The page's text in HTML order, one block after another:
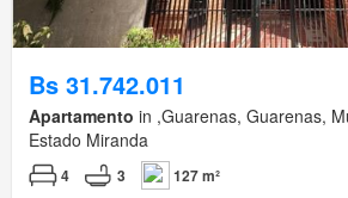
Bs 31.742.011
Apartamento in ,Guarenas, Guarenas,
Estado Miranda
4 3 127 m²